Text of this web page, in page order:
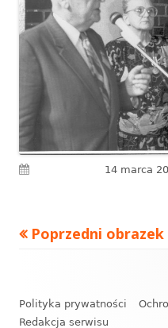
14 marca
Poprzedni obrazek
stopki
Polityka prywatności
Redakcja serwisu